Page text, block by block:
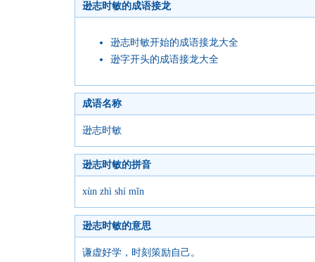
逊志时敏的成语接龙
逊志时敏开始的成语接龙大全
逊字开头的成语接龙大全
成语名称
逊志时敏
逊志时敏的拼音
xùn zhì shí mǐn
逊志时敏的意思
谦虚好学，时刻策励自己。